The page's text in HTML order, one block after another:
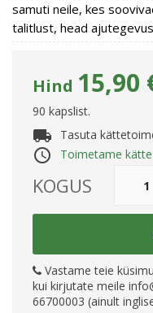
samuti neile, kes
talitlust, head
Hind 15,90
90 kapslist.
local_shipping Tasuta
access_time Toimetame
KOGUS
Vastame teie
kui kirjutate meile
66700003 (ainult